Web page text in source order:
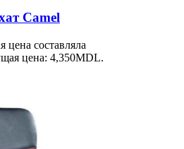
Camel
цена составляла
цена: 4,350MDL.